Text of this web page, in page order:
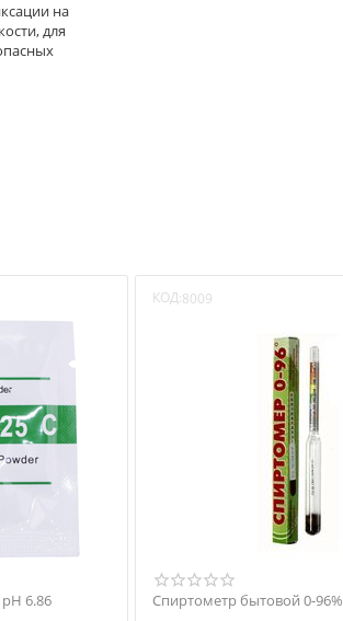
на
для
6.86
КОД:8009
Спиртометр бытовой 0-96%